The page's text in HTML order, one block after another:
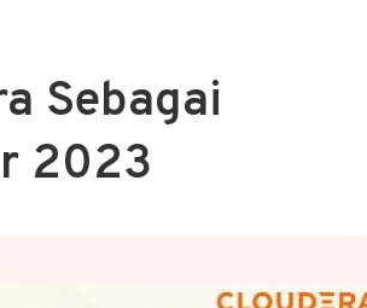
Sebagai
2023